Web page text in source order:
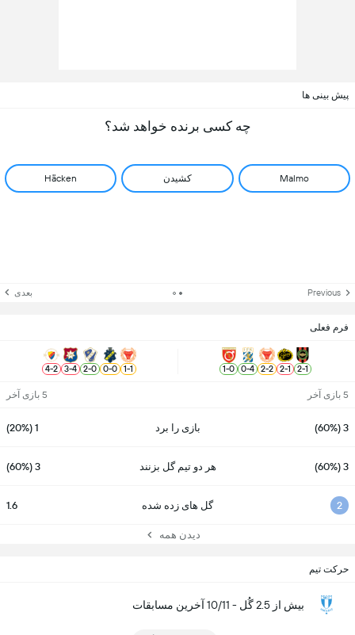
پیش بینی ها
چه کسی برنده خواهد شد؟
Malmo کشیدن Häcken
Previous بعدی
فرم فعلی
1
-
2
1
-
2
2
-
2
4
-
0
0
-
1
1
-
1
0
-
0
0
-
2
4
-
3
2
-
4
5 بازی آخر 5 بازی آخر
3 (60%) بازی را برد 1 (20%)
3 (60%) هر دو تیم گل بزنند 3 (60%)
2 گل های زده شده 1.6
دیدن همه
حرکت تیم
بیش از 2.5 گُل - 10/11 آخرین مسابقات